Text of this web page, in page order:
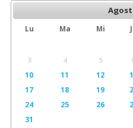
Lu Ma Mi
3
4 5
10
11 12
17
18 19
24
25 26
31